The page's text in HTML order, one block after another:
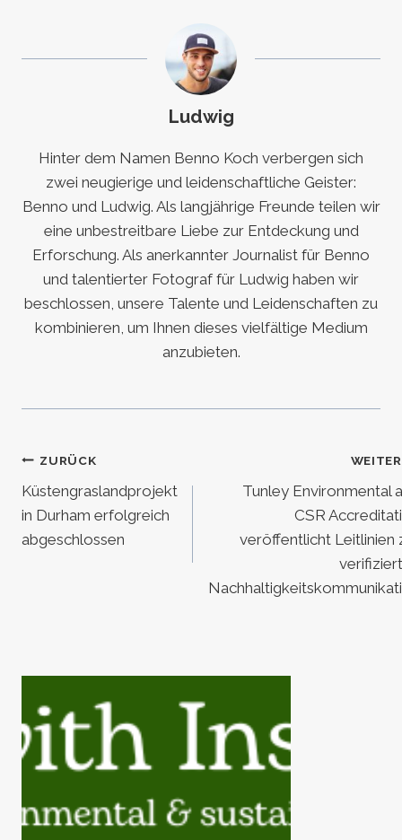
Ludwig
Hinter dem Namen Benno Koch verbergen sich
zwei neugierige und leidenschaftliche Geister:
Benno und Ludwig. Als langjährige Freunde teilen wir
eine unbestreitbare Liebe zur Entdeckung und
Erforschung. Als anerkannter Journalist für Benno
und talentierter Fotograf für Ludwig haben wir
beschlossen, unsere Talente und Leidenschaften zu
kombinieren, um Ihnen dieses vielfältige Medium
anzubieten.
Beitragsnavigation
ZURÜCK
Küstengraslandprojekt
in Durham erfolgreich
abgeschlossen
WEITER
Tunley Environmental
CSR
veröffentlicht Leitlinien